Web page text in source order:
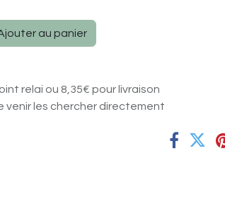
au panier
relai ou 8,35€ pour livraison
venir les chercher directement